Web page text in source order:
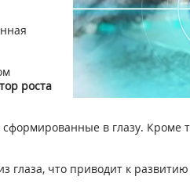
роста
в глазу. Кроме
глаза, что приводит к